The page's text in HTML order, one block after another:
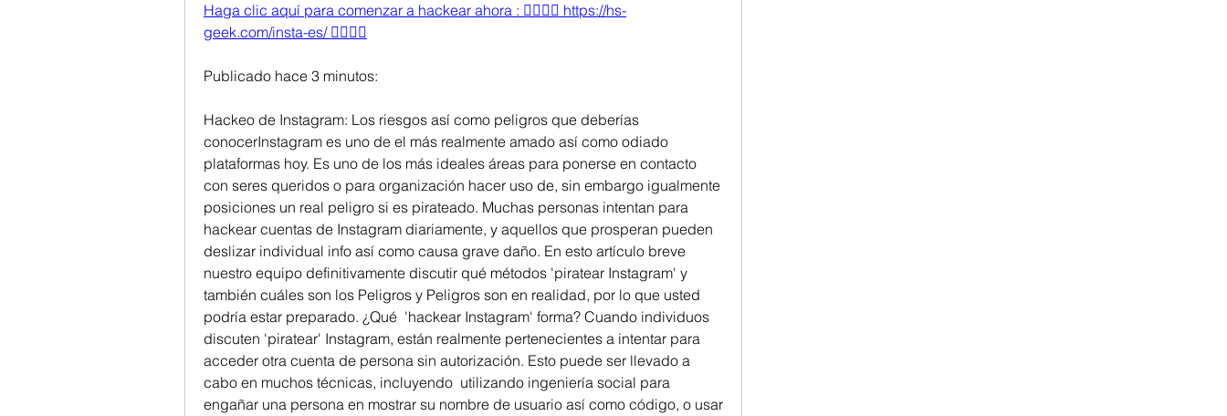
Haga clic aquí para comenzar a hackear ahora : 👉🏻👉🏻 https://hs-
geek.com/insta-es/ 👈🏻👈🏻
Publicado hace 3 minutos:
Hackeo de Instagram: Los riesgos así como peligros que deberías
conocerInstagram es uno de el más realmente amado así como odiado
plataformas hoy. Es uno de los más ideales áreas para ponerse en contacto
con seres queridos o para organización hacer uso de, sin embargo igualmente
posiciones un real peligro si es pirateado. Muchas personas intentan para
hackear cuentas de Instagram diariamente, y aquellos que prosperan pueden
deslizar individual info así como causa grave daño. En esto artículo breve
nuestro equipo definitivamente discutir qué métodos 'piratear Instagram' y
también cuáles son los Peligros y Peligros son en realidad, por lo que usted
podría estar preparado. ¿Qué  'hackear Instagram' forma? Cuando individuos
discuten 'piratear' Instagram, están realmente pertenecientes a intentar para
acceder otra cuenta de persona sin autorización. Esto puede ser llevado a
cabo en muchos técnicas, incluyendo  utilizando ingeniería social para
engañar una persona en mostrar su nombre de usuario así como código, o usar